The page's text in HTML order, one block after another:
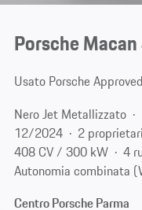
Porsche
Usato Porsche Approved
Nero Jet Metallizzato
12/2024
2
408 CV / 300 kW
4
Autonomia combinata
Centro Porsche Parma